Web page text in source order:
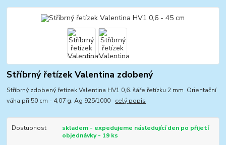
Stříbrný řetízek Valentina zdobený
Stříbrný zdobený řetízek Valentina HV1 0,6. šáře řetízku 2 mm Orientační
váha při 50 cm - 4,07 g. Ag 925/1000 celý popis
Dostupnost
skladem - expedujeme následující den po přijetí
objednávky - 19 ks